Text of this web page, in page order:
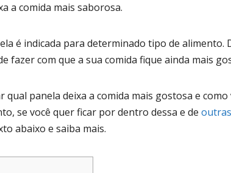
a comida mais saborosa.
é indicada para determinado tipo de alimento.
fazer com que a sua comida fique ainda mais
panela deixa a comida mais gostosa e como
se você quer ficar por dentro dessa e de outras
abaixo e saiba mais.